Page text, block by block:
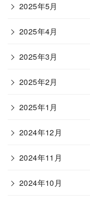
2025年5月
2025年4月
2025年3月
2025年2月
2025年1月
2024年12月
2024年11月
2024年10月